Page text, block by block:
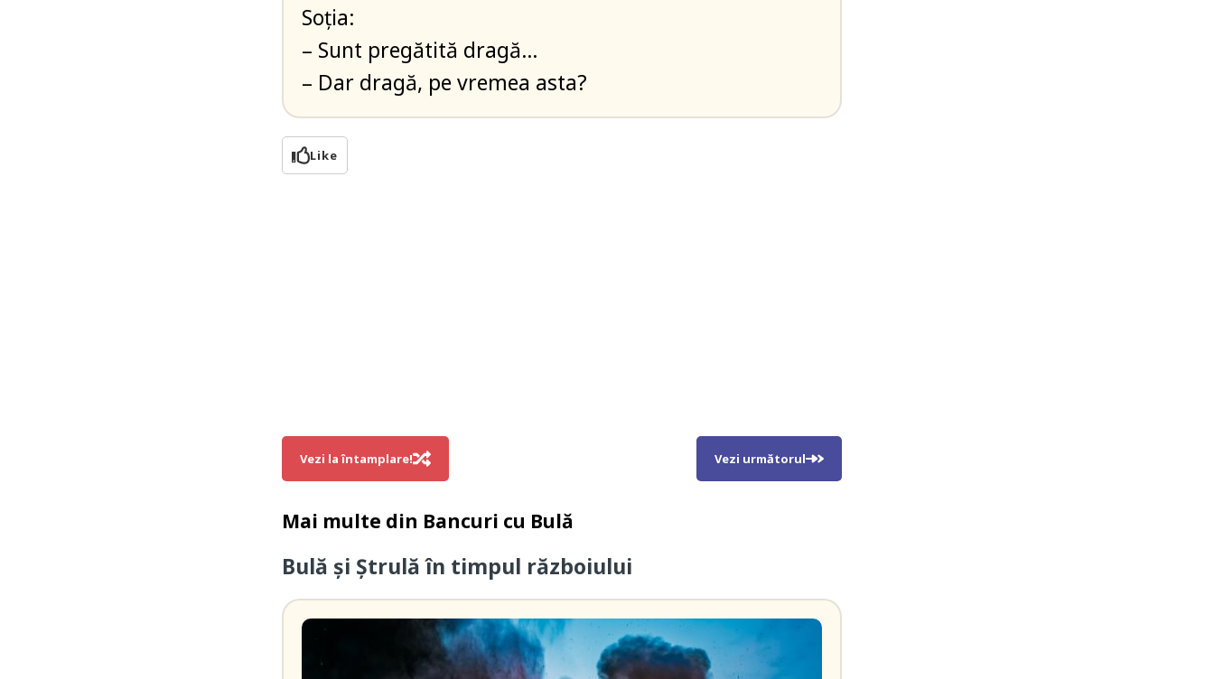
Soția:
– Sunt pregătită dragă…
– Dar dragă, pe vremea asta?
Like
Vezi la întamplare! Vezi următorul
Mai multe din Bancuri cu Bulă
Bulă şi Ştrulă în timpul războiului